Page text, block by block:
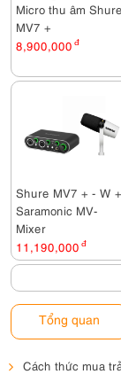
Micro thu âm Shure
MV7 +
8,900,000 đ
Shure MV7 + - W +
Saramonic MV-
Mixer
11,190,000 đ
Tổng quan
Cách thức mua